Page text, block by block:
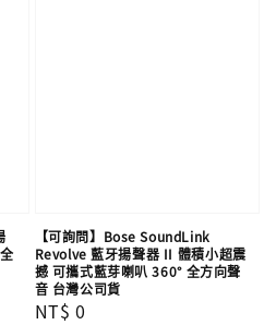
【可詢問】Bose SoundLink
Revolve 藍牙揚聲器 II 體積小超震
撼 可攜式藍芽喇叭 360° 全方向聲
音 台灣公司貨
Regular
NT$ 0